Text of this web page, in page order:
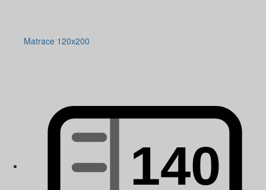
Matrace 120x200